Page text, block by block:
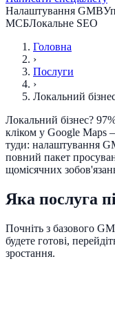
Налаштування GMB
МСБЛокальне SEO
Головна
›
Послуги
›
Локальний
Локальний бізнес?
кліком у Google Maps
туди: налаштування
повний пакет
щомісячних
Яка послуга
Почніть з базового
будете готові,
зростання.